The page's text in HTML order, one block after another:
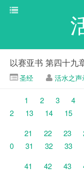
以赛亚书 第四十九
圣经 活水之声
1 2 3 4
2
13 14 15
21
22 23
0
31 32 33
41
42 43